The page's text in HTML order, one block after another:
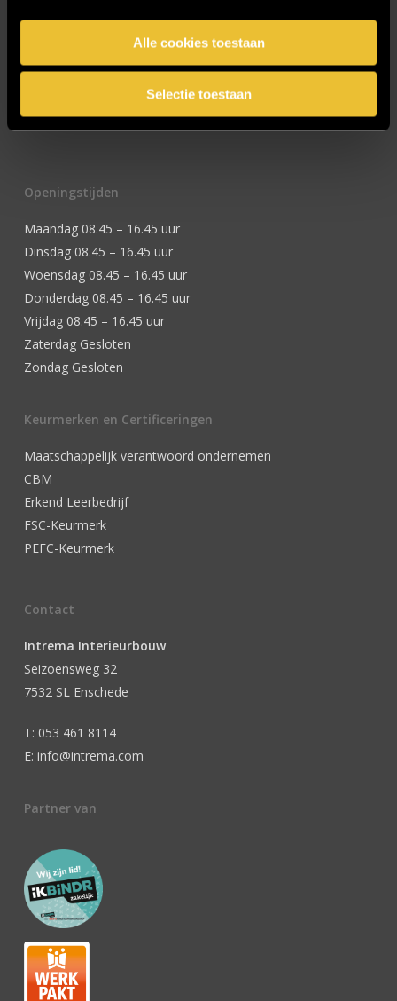
Alle cookies toestaan
Selectie toestaan
Openingstijden
Maandag 08.45 – 16.45 uur
Dinsdag 08.45 – 16.45 uur
Woensdag 08.45 – 16.45 uur
Donderdag 08.45 – 16.45 uur
Vrijdag 08.45 – 16.45 uur
Zaterdag Gesloten
Zondag Gesloten
Keurmerken en Certificeringen
Maatschappelijk verantwoord ondernemen
CBM
Erkend Leerbedrijf
FSC-Keurmerk
PEFC-Keurmerk
Contact
Intrema Interieurbouw
Seizoensweg 32
7532 SL Enschede
T: 053 461 8114
E: info@intrema.com
Partner van